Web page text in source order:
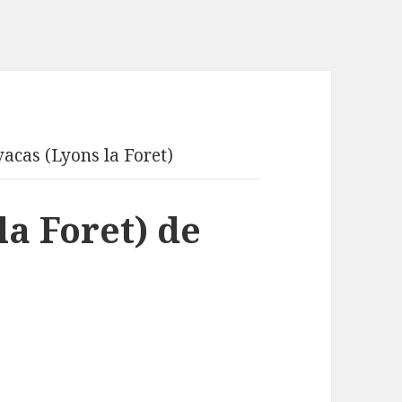
(Lyons la Foret)
Foret) de